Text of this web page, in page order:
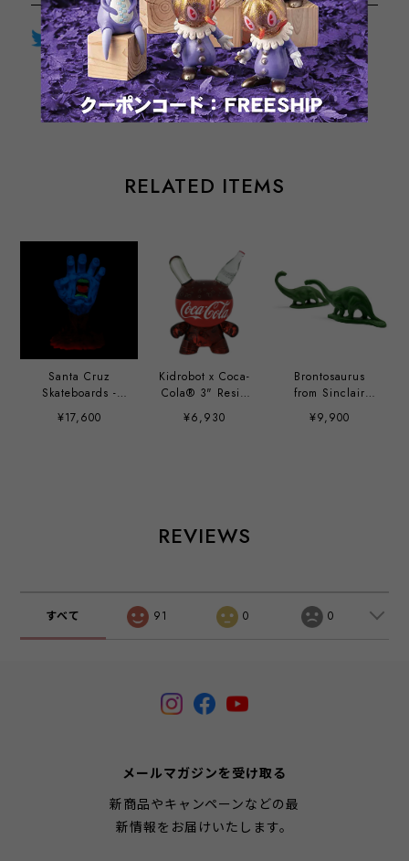
Twitter LINE Facebook
通報する
RELATED ITEMS
Santa Cruz
Skateboards -
40th Anniversary
Screaming Hand
¥17,600
Kidrobot x Coca-
Cola® 3" Resin
Dunny Art Figure
¥6,930
Brontosaurus
from Sinclair
Dinoland (1964-
1965)
¥9,900
REVIEWS
すべて 91 0 0
メールマガジンを受け取る
新商品やキャンペーンなどの最
新情報をお届けいたします。